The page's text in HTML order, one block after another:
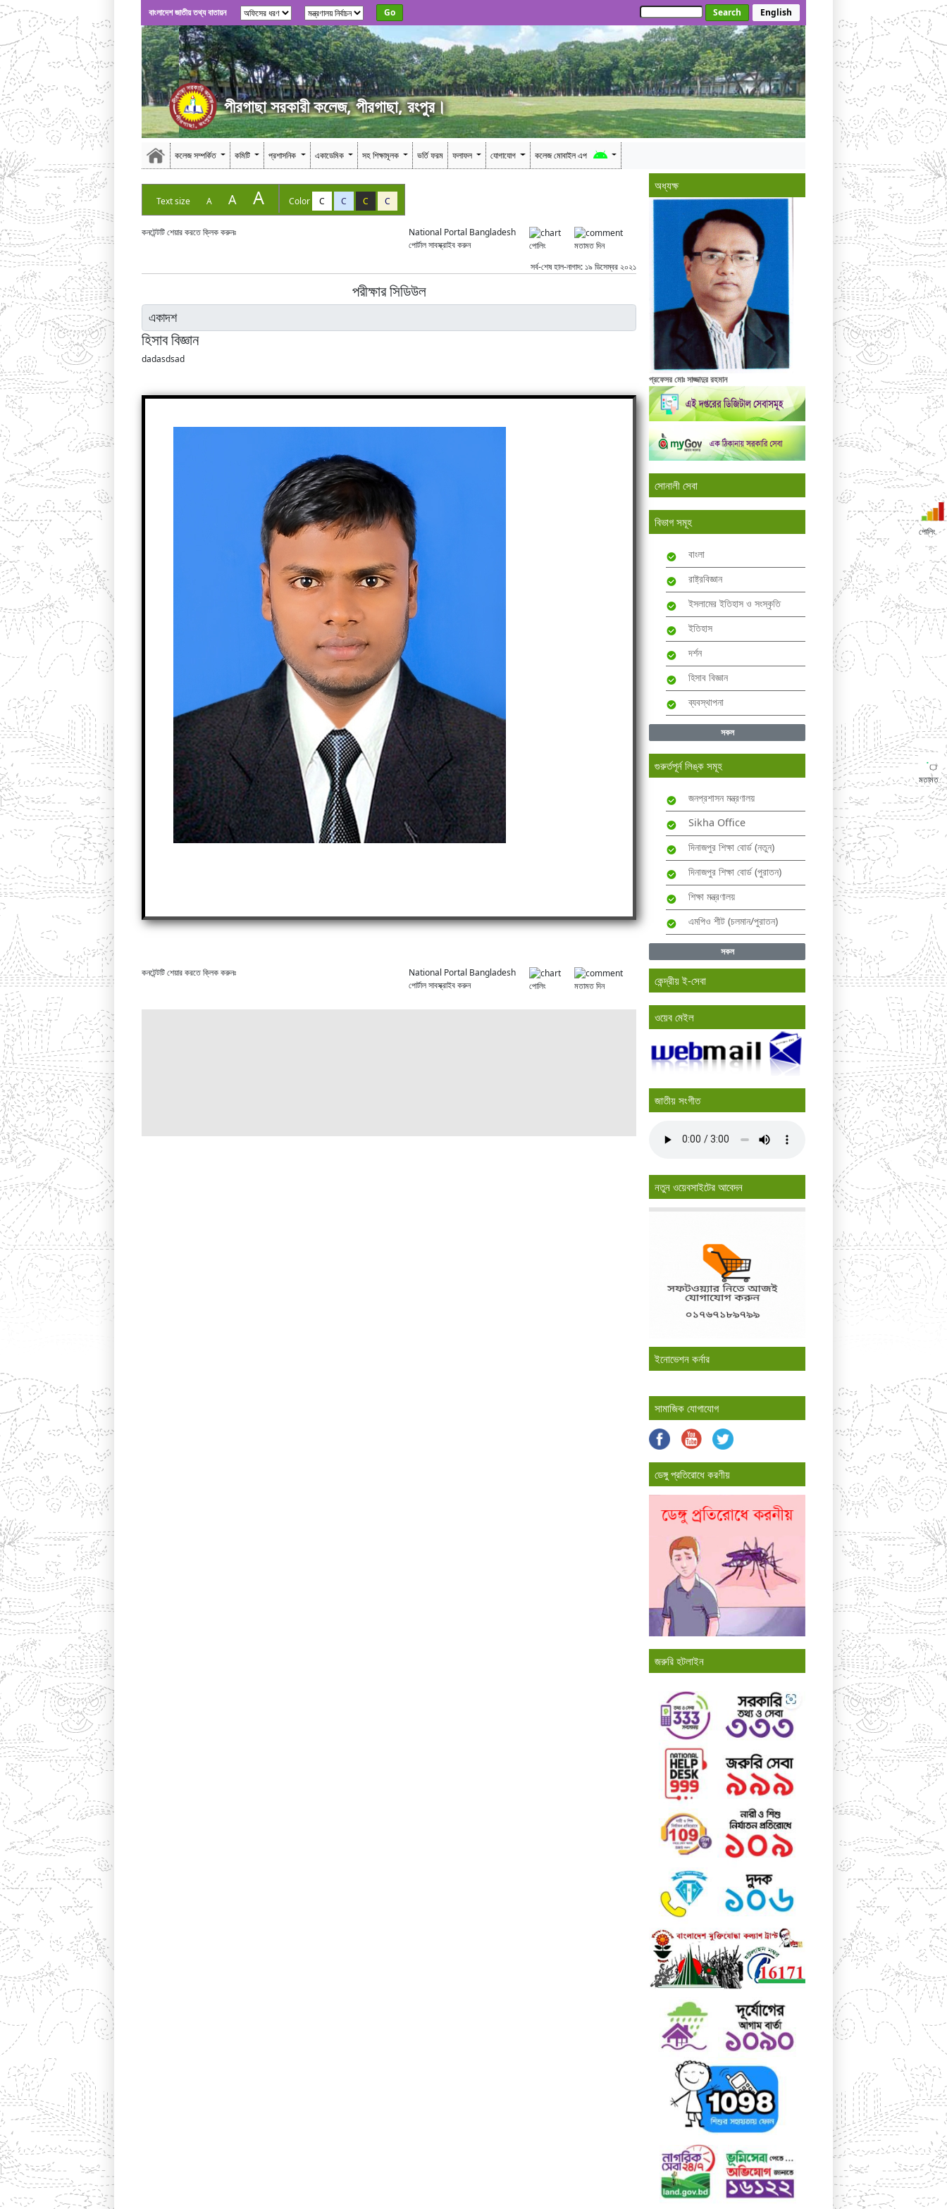
বাংলাদেশ জাতীয় তথ্য বাতায়ন Go Search English
পীরগাছা সরকারী কলেজ, পীরগাছা, রংপুর।
কলেজ সম্পর্কিত কমিটি প্রশাসনিক একাডেমিক সহ শিক্ষামূলক ভর্তি ফরম ফলাফল যোগাযোগ কলেজ মোবাইল এপ
Text size A A A Color C C C C
কনটেন্টটি শেয়ার করতে ক্লিক করুনঃ
National Portal Bangladesh
পোর্টাল সাবস্ক্রাইব করুন
পোলিং
মতামত দিন
সর্ব-শেষ হাল-নাগাদ: ১৯ ডিসেম্বর ২০২১
পরীক্ষার সিডিউল
হিসাব বিজ্ঞান
dadasdsad
কনটেন্টটি শেয়ার করতে ক্লিক করুনঃ
National Portal Bangladesh
পোর্টাল সাবস্ক্রাইব করুন
পোলিং মতামত দিন
অধ্যক্ষ
প্রফেসর মোঃ সাজ্জাদুর রহমান
সোনালী সেবা
বিভাগ সমূহ
বাংলা
রাষ্ট্রবিজ্ঞান
ইসলামের ইতিহাস ও সংস্কৃতি
ইতিহাস
দর্শন
হিসাব বিজ্ঞান
ব্যবস্থাপনা
সকল
গুরুর্তপূর্ন লিঙ্ক সমূহ
জনপ্রশাসন মন্ত্রণালয়
Sikha Office
দিনাজপুর শিক্ষা বোর্ড (নতুন)
দিনাজপুর শিক্ষা বোর্ড (পুরাতন)
শিক্ষা মন্ত্রণালয়
এমপিও শীট (চলমান/পুরাতন)
সকল
কেন্দ্রীয় ই-সেবা
ওয়েব মেইল
জাতীয় সংগীত
নতুন ওয়েবসাইটের আবেদন
ইনোভেশন কর্নার
সামাজিক যোগাযোগ
ডেঙ্গু প্রতিরোধে করণীয়
জরুরি হটলাইন
পোলিং
মতামত